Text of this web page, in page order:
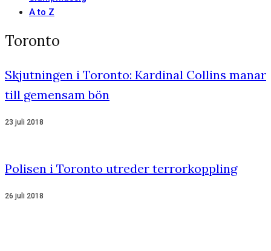
A to Z
Toronto
Skjutningen i Toronto: Kardinal Collins manar
till gemensam bön
23 juli 2018
Polisen i Toronto utreder terrorkoppling
26 juli 2018